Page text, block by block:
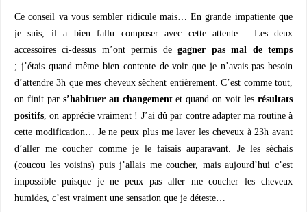
Ce conseil va vous sembler ridicule mais… En grande impatiente que
je suis, il a bien fallu composer avec cette attente… Les deux
accessoires ci-dessus m’ont permis degagner pas mal de temps
; j’étais quand même bien contente de voir que je n’avais pas besoin
d’attendre 3h que mes cheveux sèchent entièrement. C’est comme tout,
on finit par s’habituer au changementet quand on voit lesrésultats
positifs , on apprécie vraiment ! J’ai dû par contre adapter ma routine à
cette modification… Je ne peux plus me laver les cheveux à 23h avant
d’aller me coucher comme je le faisais auparavant. Je les séchais
(coucou les voisins) puis j’allais me coucher, mais aujourd’hui c’est
impossible puisque je ne peux pas aller me coucher les cheveux
humides, c’est vraiment une sensation que je déteste…